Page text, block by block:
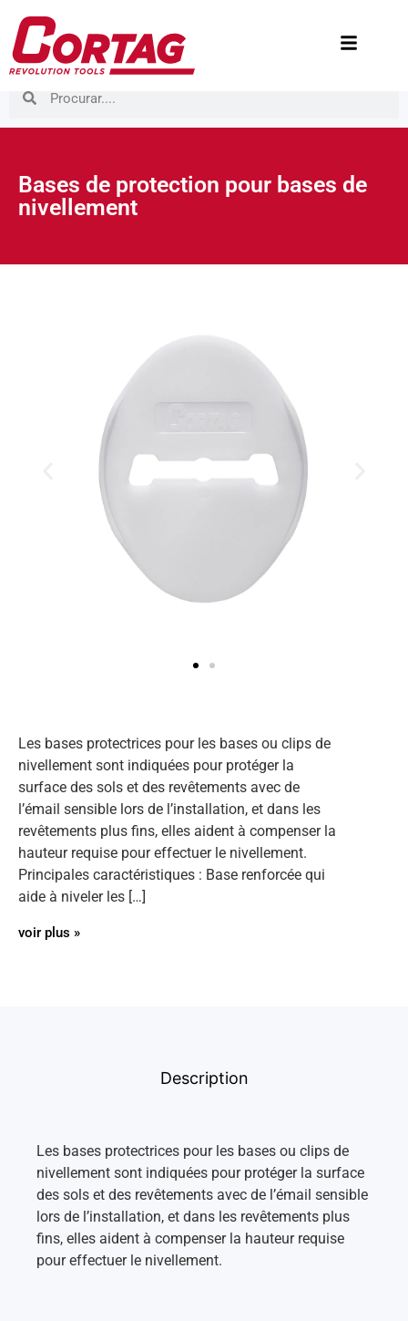
Bases de protection pour bases de
nivellement
Les bases protectrices pour les bases ou clips de
nivellement sont indiquées pour protéger la
surface des sols et des revêtements avec de
l’émail sensible lors de l’installation, et dans les
revêtements plus fins, elles aident à compenser la
hauteur requise pour effectuer le nivellement.
Principales caractéristiques : Base renforcée qui
aide à niveler les […]
voir plus »
Description
Les bases protectrices pour les bases ou clips de
nivellement sont indiquées pour protéger la surface
des sols et des revêtements avec de l’émail sensible
lors de l’installation, et dans les revêtements plus
fins, elles aident à compenser la hauteur requise
pour effectuer le nivellement.